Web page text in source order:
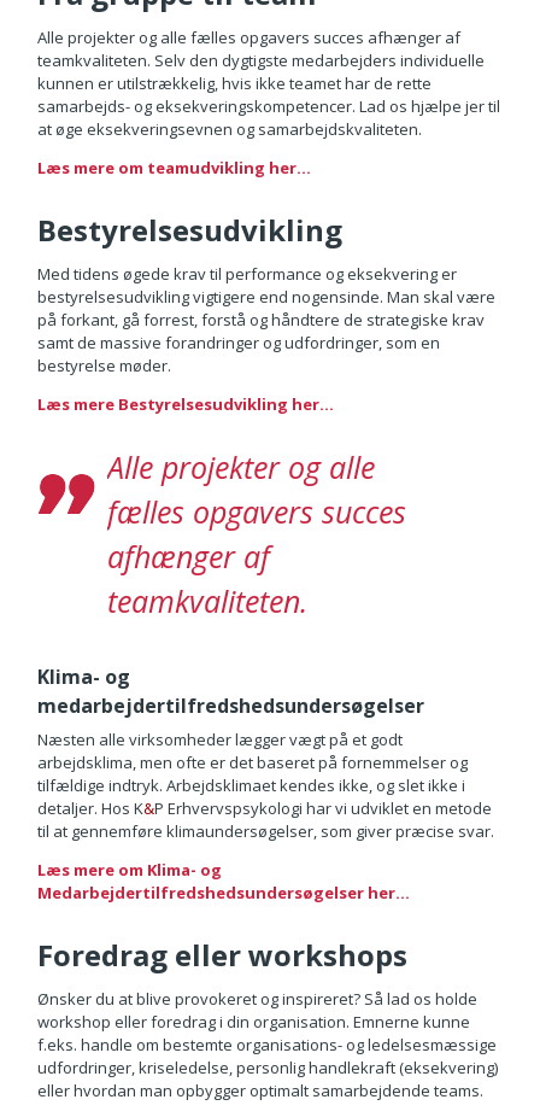
Alle projekter og alle fælles opgavers succes afhænger af
teamkvaliteten. Selv den dygtigste medarbejders individuelle
kunnen er utilstrækkelig, hvis ikke teamet har de rette
samarbejds- og eksekveringskompetencer. Lad os hjælpe jer til
at øge eksekveringsevnen og samarbejdskvaliteten.
Læs mere om teamudvikling her...
Bestyrelsesudvikling
Med tidens øgede krav til performance og eksekvering er
bestyrelsesudvikling vigtigere end nogensinde. Man skal være
på forkant, gå forrest, forstå og håndtere de strategiske krav
samt de massive forandringer og udfordringer, som en
bestyrelse møder.
Læs mere Bestyrelsesudvikling her...
Alle projekter og alle
fælles opgavers succes
afhænger af
teamkvaliteten.
Klima- og
medarbejdertilfredshedsundersøgelser
Næsten alle virksomheder lægger vægt på et godt
arbejdsklima, men ofte er det baseret på fornemmelser og
tilfældige indtryk. Arbejdsklimaet kendes ikke, og slet ikke i
detaljer. Hos K&P Erhvervspsykologi har vi udviklet en metode
til at gennemføre klimaundersøgelser, som giver præcise svar.
Læs mere om Klima- og
Medarbejdertilfredshedsundersøgelser her...
Foredrag eller workshops
Ønsker du at blive provokeret og inspireret? Så lad os holde
workshop eller foredrag i din organisation. Emnerne kunne
f.eks. handle om bestemte organisations- og ledelsesmæssige
udfordringer, kriseledelse, personlig handlekraft (eksekvering)
eller hvordan man opbygger optimalt samarbejdende teams.